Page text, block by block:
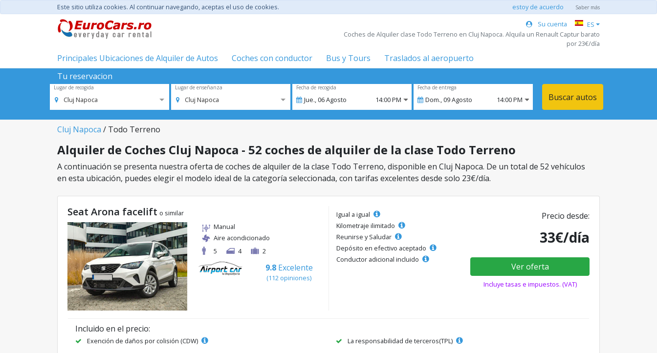
Este sitio utiliza cookies. Al continuar navegando, aceptas el uso de cookies. estoy de acuerdo Saber más
Su cuenta
ES
Coches de Alquiler clase Todo Terreno en Cluj Napoca. Alquila un Renault Captur barato
por 23€/día
Principales Ubicaciones de Alquiler de Autos Coches con conductor Bus y Tours
Traslados al aeropuerto
Tu reservacion
Lugar de recogida
Cluj Napoca
Lugar de enseñanza
Cluj Napoca
Fecha de recogida
Jue.,06Agosto 14:00 PM
Fecha de entrega
Dom.,09Agosto 14:00 PM Buscar autos
Cluj Napoca / Todo Terreno
Alquiler de Coches Cluj Napoca - 52 coches de alquiler de la clase Todo Terreno
A continuación se presenta nuestra oferta de coches de alquiler de la clase Todo Terreno, disponible en Cluj Napoca. De un total de 52 vehículos
en esta ubicación, puedes elegir el modelo ideal de la categoría seleccionada, con tarifas excelentes desde solo 23€/día.
Seat Arona facelift o similar
Manual
Aire acondicionado
5
4 2
9.8 Excelente
(112 opiniones)
Igual a igual
Kilometraje ilimitado
Reunirse y Saludar
Depósito en efectivo aceptado
Conductor adicional incluido
Precio desde:
33€/día
Ver oferta
Incluye tasas e impuestos. (VAT)
Incluido en el precio:
Exención de daños por colisión (CDW) La responsabilidad de terceros(TPL)